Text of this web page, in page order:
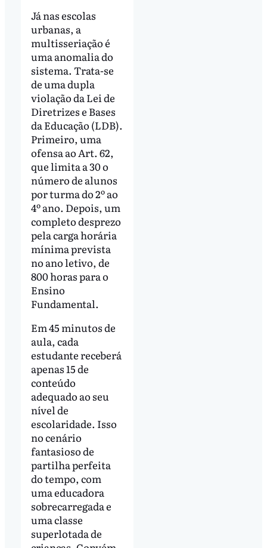
Já nas escolas
urbanas, a
multisseriação é
uma anomalia do
sistema. Trata-se
de uma dupla
violação da Lei de
Diretrizes e Bases
da Educação (LDB).
Primeiro, uma
ofensa ao Art. 62,
que limita a 30 o
número de alunos
por turma do 2º ao
4º ano. Depois, um
completo desprezo
pela carga horária
mínima prevista
no ano letivo, de
800 horas para o
Ensino
Fundamental.
Em 45 minutos de
aula, cada
estudante receberá
apenas 15 de
conteúdo
adequado ao seu
nível de
escolaridade. Isso
no cenário
fantasioso de
partilha perfeita
do tempo, com
uma educadora
sobrecarregada e
uma classe
superlotada de